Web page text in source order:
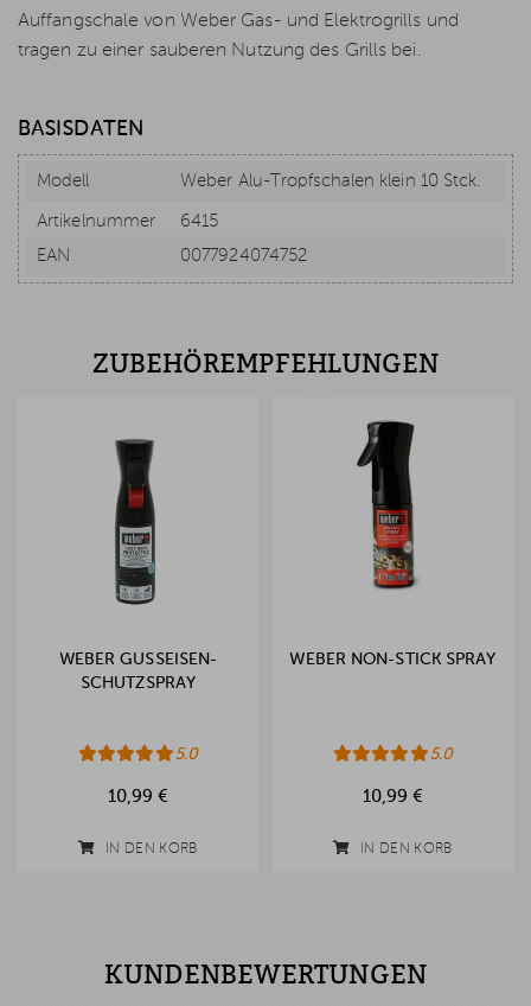
Auffangschale von Weber Gas- und Elektrogrills und
tragen zu einer sauberen Nutzung des Grills bei.
BASISDATEN
Modell Weber Alu-Tropfschalen klein 10 Stck.
Artikelnummer
6415
EAN
0077924074752
ZUBEHÖREMPFEHLUNGEN
WEBER GUSSEISEN-
SCHUTZSPRAY
5.0
10,99 €
IN DEN KORB
WEBER NON-STICK SPRAY
5.0
10,99 €
IN DEN KORB
KUNDENBEWERTUNGEN